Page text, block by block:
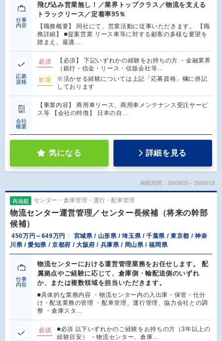
仕事
内容
飛び込み営業無し！／業界トップクラス／物流を支える
トラックリース／定着率95％
【職務概要】 同社にて、営業活動に従事いただきます。 【職
務詳細】 ■提案営業 リース車等に対する顧客の多様な要望を
踏まえ、最適…
応募
資格
必須
【必須】 下記いずれかの経験をお持ちの方 ・金融業界
（銀行・信金・リース・信販会社等…
歓迎
※活かせる経験については上記「応募資格」欄に併記
しております
会社
概要
【事業内容】 商用車リース、商用車メンテナンス受託サービ
ス等 【会社の特徴】 日本の自…
気になる 詳細を見る
掲載期間：26/08/05～26/08/18
再掲載 センター・倉庫管理・運行・配車管理
物流センター運営管理／センター長候補（将来の幹部
候補）
450万円～649万円
宮城県 / 山形県 / 埼玉県 / 千葉県 / 東京都 / 神奈
川県 / 愛知県 / 京都府 / 大阪府 / 兵庫県 / 岡山県 / 福岡県
仕事
内容
物流センターにおける運営管理業務をお任せします。 配
属拠点やご経験に応じて、倉庫側・輸配送側のいずれ
か、または複数領域を担当いただきます。
■具体的な業務内容 ・物流センター内の入出庫・保管・仕分
け・配送業務の管理 ・配車管理、運行管理、協力会社との調
整 ・倉庫スタ…
必須
■必須 以下いずれかのご経験をお持ちの方（3年以上の
経験目安） ・物流センター、倉庫…